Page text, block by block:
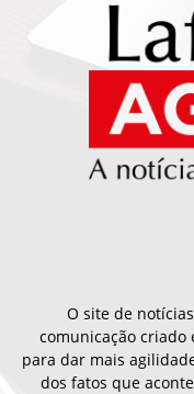
O site de
comunicação criado
para dar mais
dos fatos que